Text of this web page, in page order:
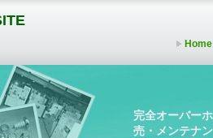
Home
完全オーバー
売・メンテナ